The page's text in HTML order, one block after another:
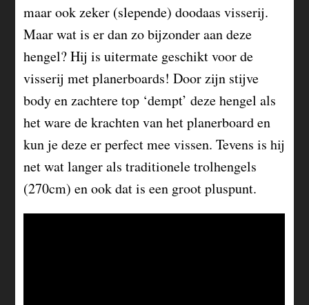
maar ook zeker (slepende) doodaas visserij.
Maar wat is er dan zo bijzonder aan deze
hengel? Hij is uitermate geschikt voor de
visserij met planerboards! Door zijn stijve
body en zachtere top ‘dempt’ deze hengel als
het ware de krachten van het planerboard en
kun je deze er perfect mee vissen. Tevens is hij
net wat langer als traditionele trolhengels
(270cm) en ook dat is een groot pluspunt.